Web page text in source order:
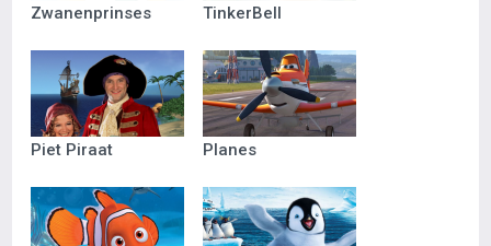
Zwanenprinses TinkerBell
Piet Piraat Planes